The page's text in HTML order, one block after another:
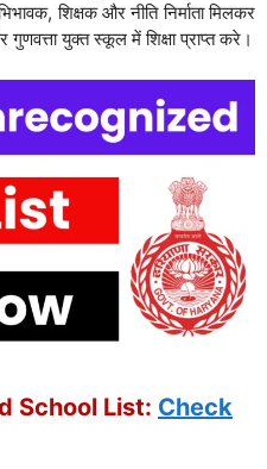
शिक्षक और नीति निर्माता मिलकर
युक्त स्कूल में शिक्षा प्राप्त करे।
School List: Check